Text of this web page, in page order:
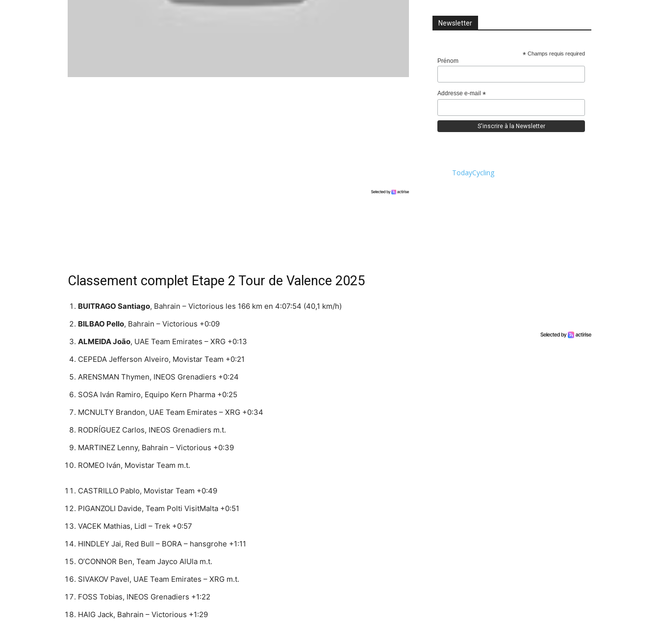
Classement complet Etape 2 Tour de Valence 2025
BUITRAGO Santiago, Bahrain – Victorious les 166 km en 4:07:54 (40,1 km/h)
BILBAO Pello, Bahrain – Victorious +0:09
ALMEIDA João, UAE Team Emirates – XRG +0:13
CEPEDA Jefferson Alveiro, Movistar Team +0:21
ARENSMAN Thymen, INEOS Grenadiers +0:24
SOSA Iván Ramiro, Equipo Kern Pharma +0:25
MCNULTY Brandon, UAE Team Emirates – XRG +0:34
RODRÍGUEZ Carlos, INEOS Grenadiers m.t.
MARTINEZ Lenny, Bahrain – Victorious +0:39
ROMEO Iván, Movistar Team m.t.
CASTRILLO Pablo, Movistar Team +0:49
PIGANZOLI Davide, Team Polti VisitMalta +0:51
VACEK Mathias, Lidl – Trek +0:57
HINDLEY Jai, Red Bull – BORA – hansgrohe +1:11
O’CONNOR Ben, Team Jayco AlUla m.t.
SIVAKOV Pavel, UAE Team Emirates – XRG m.t.
FOSS Tobias, INEOS Grenadiers +1:22
HAIG Jack, Bahrain – Victorious +1:29
Newsletter
* Champs requis required
Prénom
Addresse e-mail *
TodayCycling